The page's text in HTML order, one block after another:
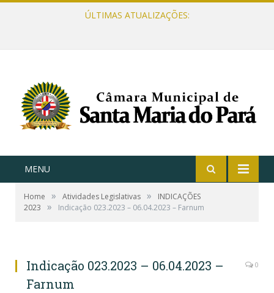
ÚLTIMAS ATUALIZAÇÕES:
MENU
Home » Atividades Legislativas »
INDICAÇÕES
2023
» Indicação 023.2023 – 06.04.2023 – Farnum
Indicação 023.2023 – 06.04.2023 –
Farnum
0